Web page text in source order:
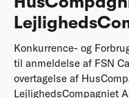
Konkurrence- og
til anmeldelse af FSN
overtagelse af
LejlighedsCompagniet